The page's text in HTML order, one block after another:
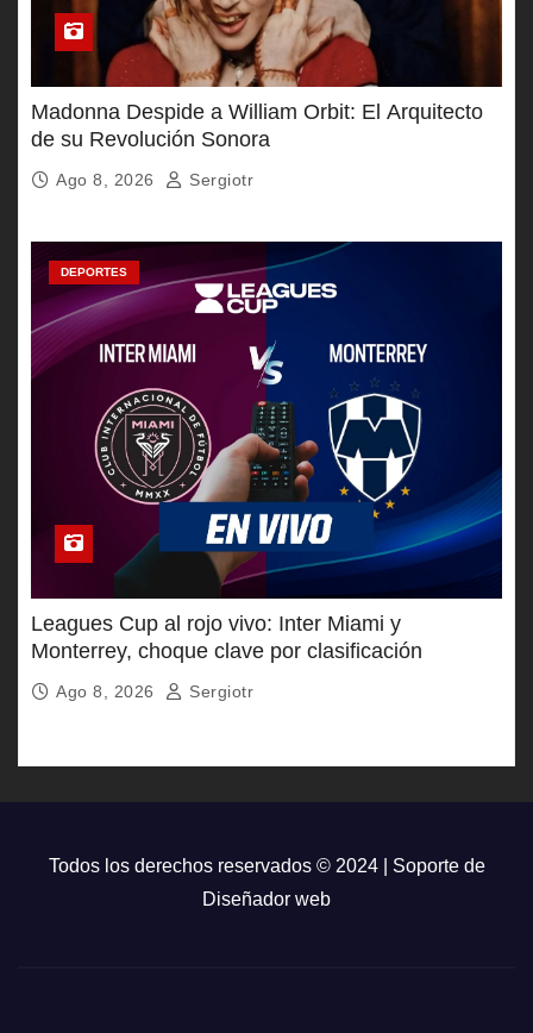
Madonna Despide a William Orbit: El Arquitecto
de su Revolución Sonora
Ago 8, 2026 Sergiotr
DEPORTES
Leagues Cup al rojo vivo: Inter Miami y
Monterrey, choque clave por clasificación
Ago 8, 2026 Sergiotr
Todos los derechos reservados © 2024 | Soporte de
Diseñador web